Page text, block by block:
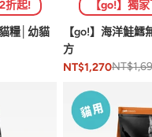
折起!
糧│幼貓
【go!】獨
【go!】海洋鮭
方
NT$1,270